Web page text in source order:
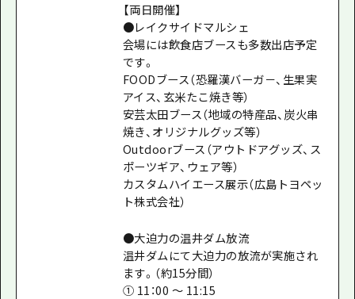
【両日開催】
●レイクサイドマルシェ
会場には飲食店ブースも多数出店予定
です。
FOODブース（恐羅漢バーガ－、生果実
アイス、玄米たこ焼き等）
安芸太田ブース（地域の特産品、炭火串
焼き、オリジナルグッズ等）
Outdoorブース（アウトドアグッズ、ス
ポーツギア、ウェア等）
カスタムハイエース展示（広島トヨペッ
ト株式会社）
●大迫力の温井ダム放流
温井ダムにて大迫力の放流が実施され
ます。（約15分間）
① 11：00 ～ 11:15